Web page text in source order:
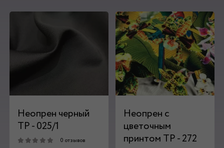
Неопрен черный
ТР - 025/1
0 отзывов
Неопрен с
цветочным
принтом ТР - 272